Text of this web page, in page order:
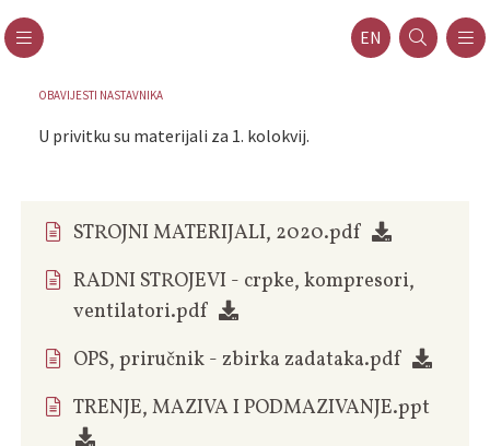
EN
OBAVIJESTI NASTAVNIKA
U privitku su materijali za 1. kolokvij.
STROJNI MATERIJALI, 2020.pdf
RADNI STROJEVI - crpke, kompresori,
ventilatori.pdf
OPS, priručnik - zbirka zadataka.pdf
TRENJE, MAZIVA I PODMAZIVANJE.ppt